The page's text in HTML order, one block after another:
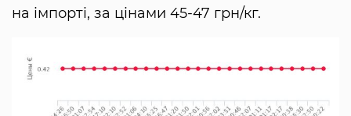
на імпорті, за цінами 45-47 грн/кг.